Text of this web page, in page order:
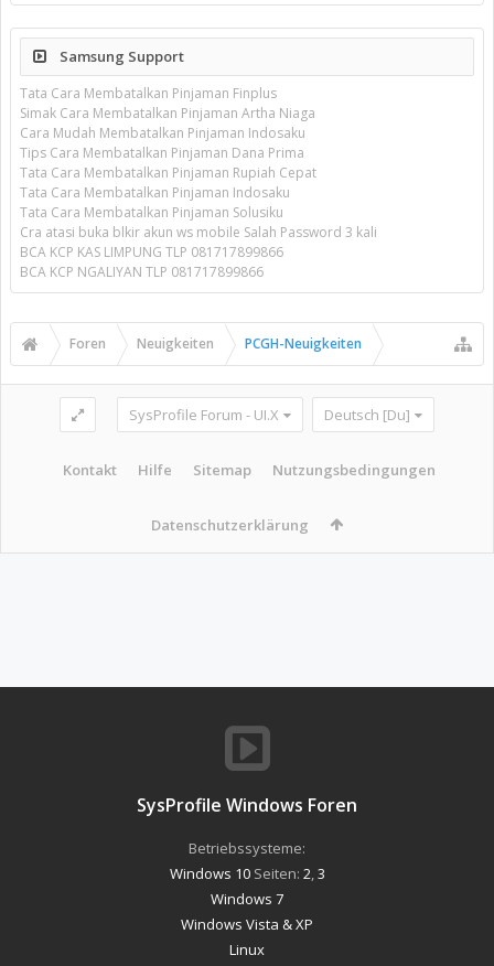
Samsung Support
Tata Cara Membatalkan Pinjaman Finplus
Simak Cara Membatalkan Pinjaman Artha Niaga
Cara Mudah Membatalkan Pinjaman Indosaku
Tips Cara Membatalkan Pinjaman Dana Prima
Tata Cara Membatalkan Pinjaman Rupiah Cepat
Tata Cara Membatalkan Pinjaman Indosaku
Tata Cara Membatalkan Pinjaman Solusiku
Cra atasi buka blkir akun ws mobile Salah Password 3 kali
BCA KCP KAS LIMPUNG TLP 081717899866
BCA KCP NGALIYAN TLP 081717899866
Foren Neuigkeiten PCGH-Neuigkeiten
SysProfile Forum - UI.X Deutsch [Du]
Kontakt Hilfe Sitemap Nutzungsbedingungen
Datenschutzerklärung
SysProfile Windows Foren
Betriebssysteme:
Windows 10Seiten: 2 3
Windows 7
Windows Vista & XP
Linux